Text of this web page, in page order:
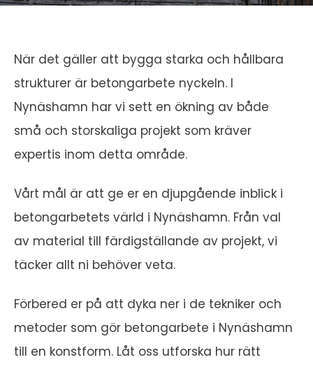
När det gäller att bygga starka och hållbara
strukturer är betongarbete nyckeln. I
Nynäshamn har vi sett en ökning av både
små och storskaliga projekt som kräver
expertis inom detta område.
Vårt mål är att ge er en djupgående inblick i
betongarbetets värld i Nynäshamn. Från val
av material till färdigställande av projekt, vi
täcker allt ni behöver veta.
Förbered er på att dyka ner i de tekniker och
metoder som gör betongarbete i Nynäshamn
till en konstform. Låt oss utforska hur rätt